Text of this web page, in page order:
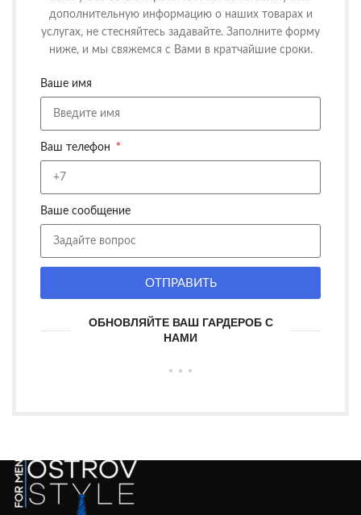
дополнительную информацию о наших товарах и
услугах, не стесняйтесь задавайте. Заполните форму
ниже, и мы свяжемся с Вами в кратчайшие сроки.
Ваше имя
Ваш телефон
Ваше сообщение
ОТПРАВИТЬ
ОБНОВЛЯЙТЕ ВАШ ГАРДЕРОБ С
НАМИ